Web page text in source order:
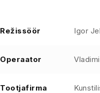
Režissöör Igor
Operaator
Tootjafirma